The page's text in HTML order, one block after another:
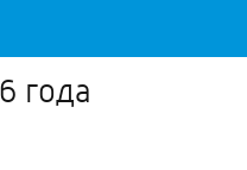
года